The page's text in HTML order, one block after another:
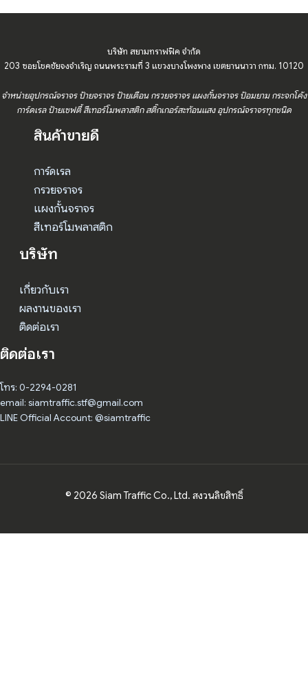
บริษัท สยามทราฟฟิค จำกัด
203 ซอยโชคชัยจงจำเริญ ถนนพระรามที่ 3 แขวงบางโพงพาง เขตยานนาวา กทม. 10120
จำหน่ายอุปกรณ์จราจร ป้ายจราจร ป้ายเตือน กรวยจราจร แผงกั้นจราจร ป้อมยาม กระจกโค้ง
การ์ดเรล ป้ายเซฟตี้ สีเทอร์โมพลาสติก สติ๊กเกอร์สะท้อนแสง อุปกรณ์จราจรทุกชนิด
สินค้าขายดี
การ์ดเรล
กรวยจราจร
แผงกั้นจราจร
สีเทอร์โมพลาสติก
บริษัท
เกี่ยวกับเรา
ผลงานของเรา
ติดต่อเรา
ติดต่อเรา
โทร: 0-2294-0281
email: siamtraffic.stf@gmail.com
LINE Official Account: @siamtraffic
© 2026 Siam Traffic Co., Ltd. สงวนลิขสิทธิ์